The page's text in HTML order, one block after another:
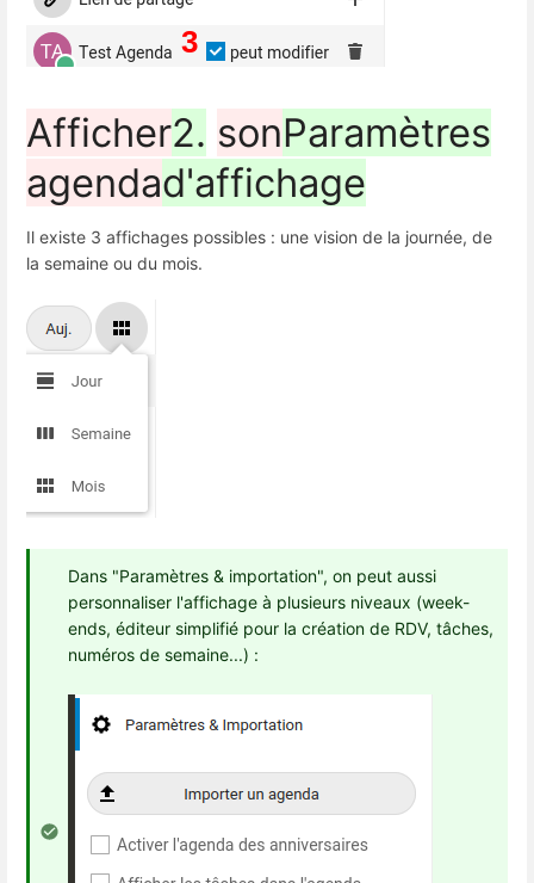
Afficher2. sonParamètres
agendad'affichage
Il existe 3 affichages possibles : une vision de la journée, de
la semaine ou du mois.
Dans "Paramètres & importation", on peut aussi
personnaliser l'affichage à plusieurs niveaux (week-
ends, éditeur simplifié pour la création de RDV, tâches,
numéros de semaine...) :